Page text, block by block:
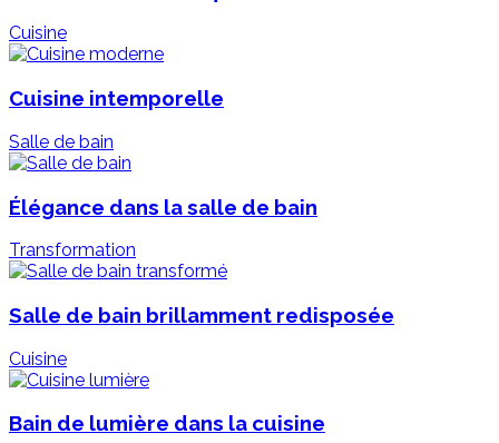
Cuisine
Cuisine intemporelle
Salle de bain
Élégance dans la salle de bain
Transformation
Salle de bain brillamment redisposée
Cuisine
Bain de lumière dans la cuisine